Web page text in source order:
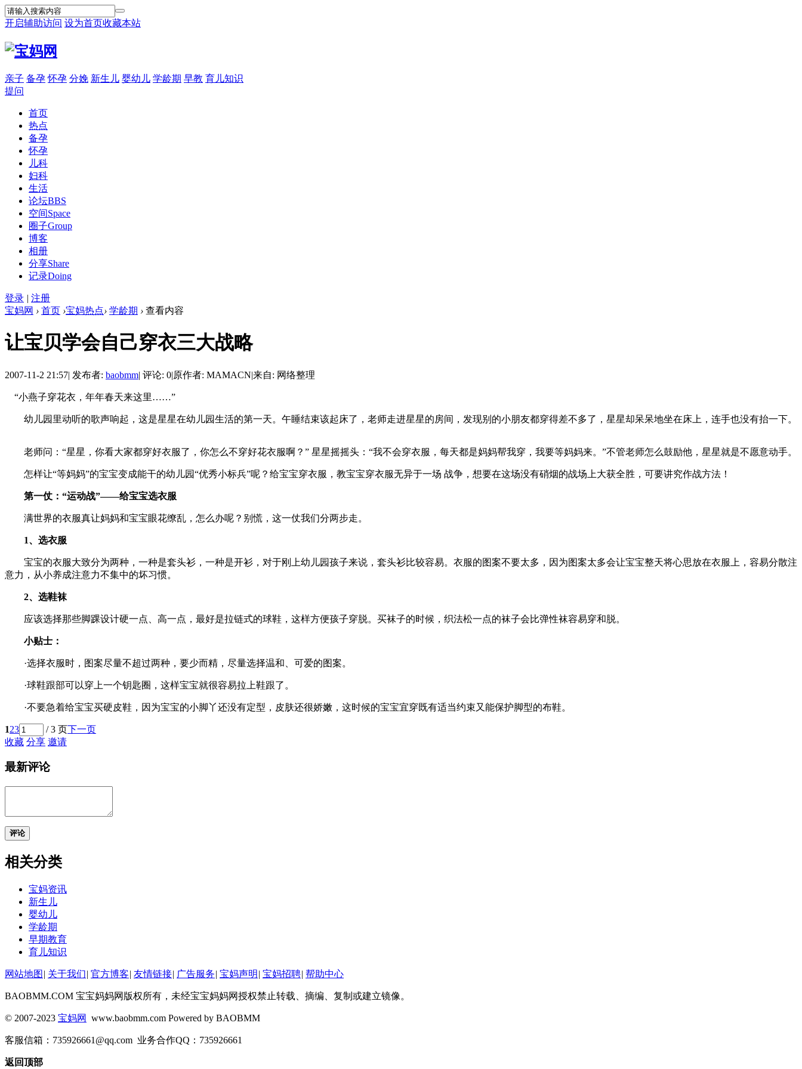
开启辅助访问 设为首页收藏本站
亲子 备孕 怀孕 分娩 新生儿 婴幼儿 学龄期 早教 育儿知识
提问
首页
热点
备孕
怀孕
儿科
妇科
生活
论坛BBS
空间Space
圈子Group
博客
相册
分享Share
记录Doing
登录 | 注册
宝妈网 › 首页 ›宝妈热点› 学龄期 › 查看内容
让宝贝学会自己穿衣三大战略
2007-11-2 21:57| 发布者: baobmm| 评论: 0|原作者: MAMACN|来自: 网络整理
“小燕子穿花衣，年年春天来这里……”
幼儿园里动听的歌声响起，这是星星在幼儿园生活的第一天。午睡结束该起床了，老师走进星星的房间，发现别的小朋友都穿得差不多了，星星却呆呆地坐在床上，连手也没有抬一下。
老师问：“星星，你看大家都穿好衣服了，你怎么不穿好花衣服啊？” 星星摇摇头：“我不会穿衣服，每天都是妈妈帮我穿，我要等妈妈来。”不管老师怎么鼓励他，星星就是不愿意动手。
怎样让“等妈妈”的宝宝变成能干的幼儿园“优秀小标兵”呢？给宝宝穿衣服，教宝宝穿衣服无异于一场 战争，想要在这场没有硝烟的战场上大获全胜，可要讲究作战方法！
第一仗：“运动战”——给宝宝选衣服
满世界的衣服真让妈妈和宝宝眼花缭乱，怎么办呢？别慌，这一仗我们分两步走。
1、选衣服
宝宝的衣服大致分为两种，一种是套头衫，一种是开衫，对于刚上幼儿园孩子来说，套头衫比较容易。衣服的图案不要太多，因为图案太多会让宝宝整天将心思放在衣服上，容易分散注
意力，从小养成注意力不集中的坏习惯。
2、选鞋袜
应该选择那些脚踝设计硬一点、高一点，最好是拉链式的球鞋，这样方便孩子穿脱。买袜子的时候，织法松一点的袜子会比弹性袜容易穿和脱。
小贴士：
·选择衣服时，图案尽量不超过两种，要少而精，尽量选择温和、可爱的图案。
·球鞋跟部可以穿上一个钥匙圈，这样宝宝就很容易拉上鞋跟了。
·不要急着给宝宝买硬皮鞋，因为宝宝的小脚丫还没有定型，皮肤还很娇嫩，这时候的宝宝宜穿既有适当约束又能保护脚型的布鞋。
123 / 3 页下一页
收藏 分享 邀请
最新评论
评论
相关分类
宝妈资讯
新生儿
婴幼儿
学龄期
早期教育
育儿知识
网站地图 | 关于我们| 官方博客| 友情链接| 广告服务| 宝妈声明 | 宝妈招聘| 帮助中心
BAOBMM.COM 宝宝妈妈网版权所有，未经宝宝妈妈网授权禁止转载、摘编、复制或建立镜像。
© 2007-2023 宝妈网 www.baobmm.com Powered by BAOBMM
客服信箱：735926661@qq.com 业务合作QQ：735926661
返回顶部